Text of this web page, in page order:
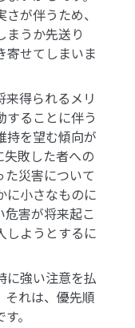
が伴うため、
まうか先送り
寄せてしまいま
来得られるメリ
することに伴う
持を望む傾向が
失敗した者への
災害について
に小さなものに
害が将来起こ
しようとするに
に強い注意を払
それは、優先順
。